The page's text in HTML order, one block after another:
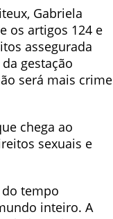
Gabriela
os artigos 124 e
assegurada
gestação
será mais crime
chega ao
sexuais e
tempo
inteiro. A